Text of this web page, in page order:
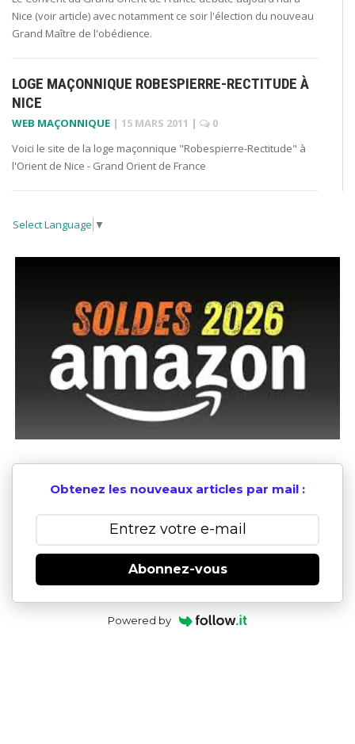
Nice (voir article) avec notamment ce soir l'élection du nouveau
Grand Maître de l'obédience.
LOGE MAÇONNIQUE ROBESPIERRE-RECTITUDE À
NICE
WEB MAÇONNIQUE | 15 MARS 2011 |
0
Voici le site de la loge maçonnique "Robespierre-Rectitude" à
l'Orient de Nice - Grand Orient de France
Select Language ▼
Obtenez les nouveaux articles par mail :
Abonnez-vous
Powered by